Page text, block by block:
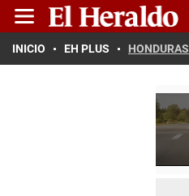
INICIO EH PLUS HONDURAS